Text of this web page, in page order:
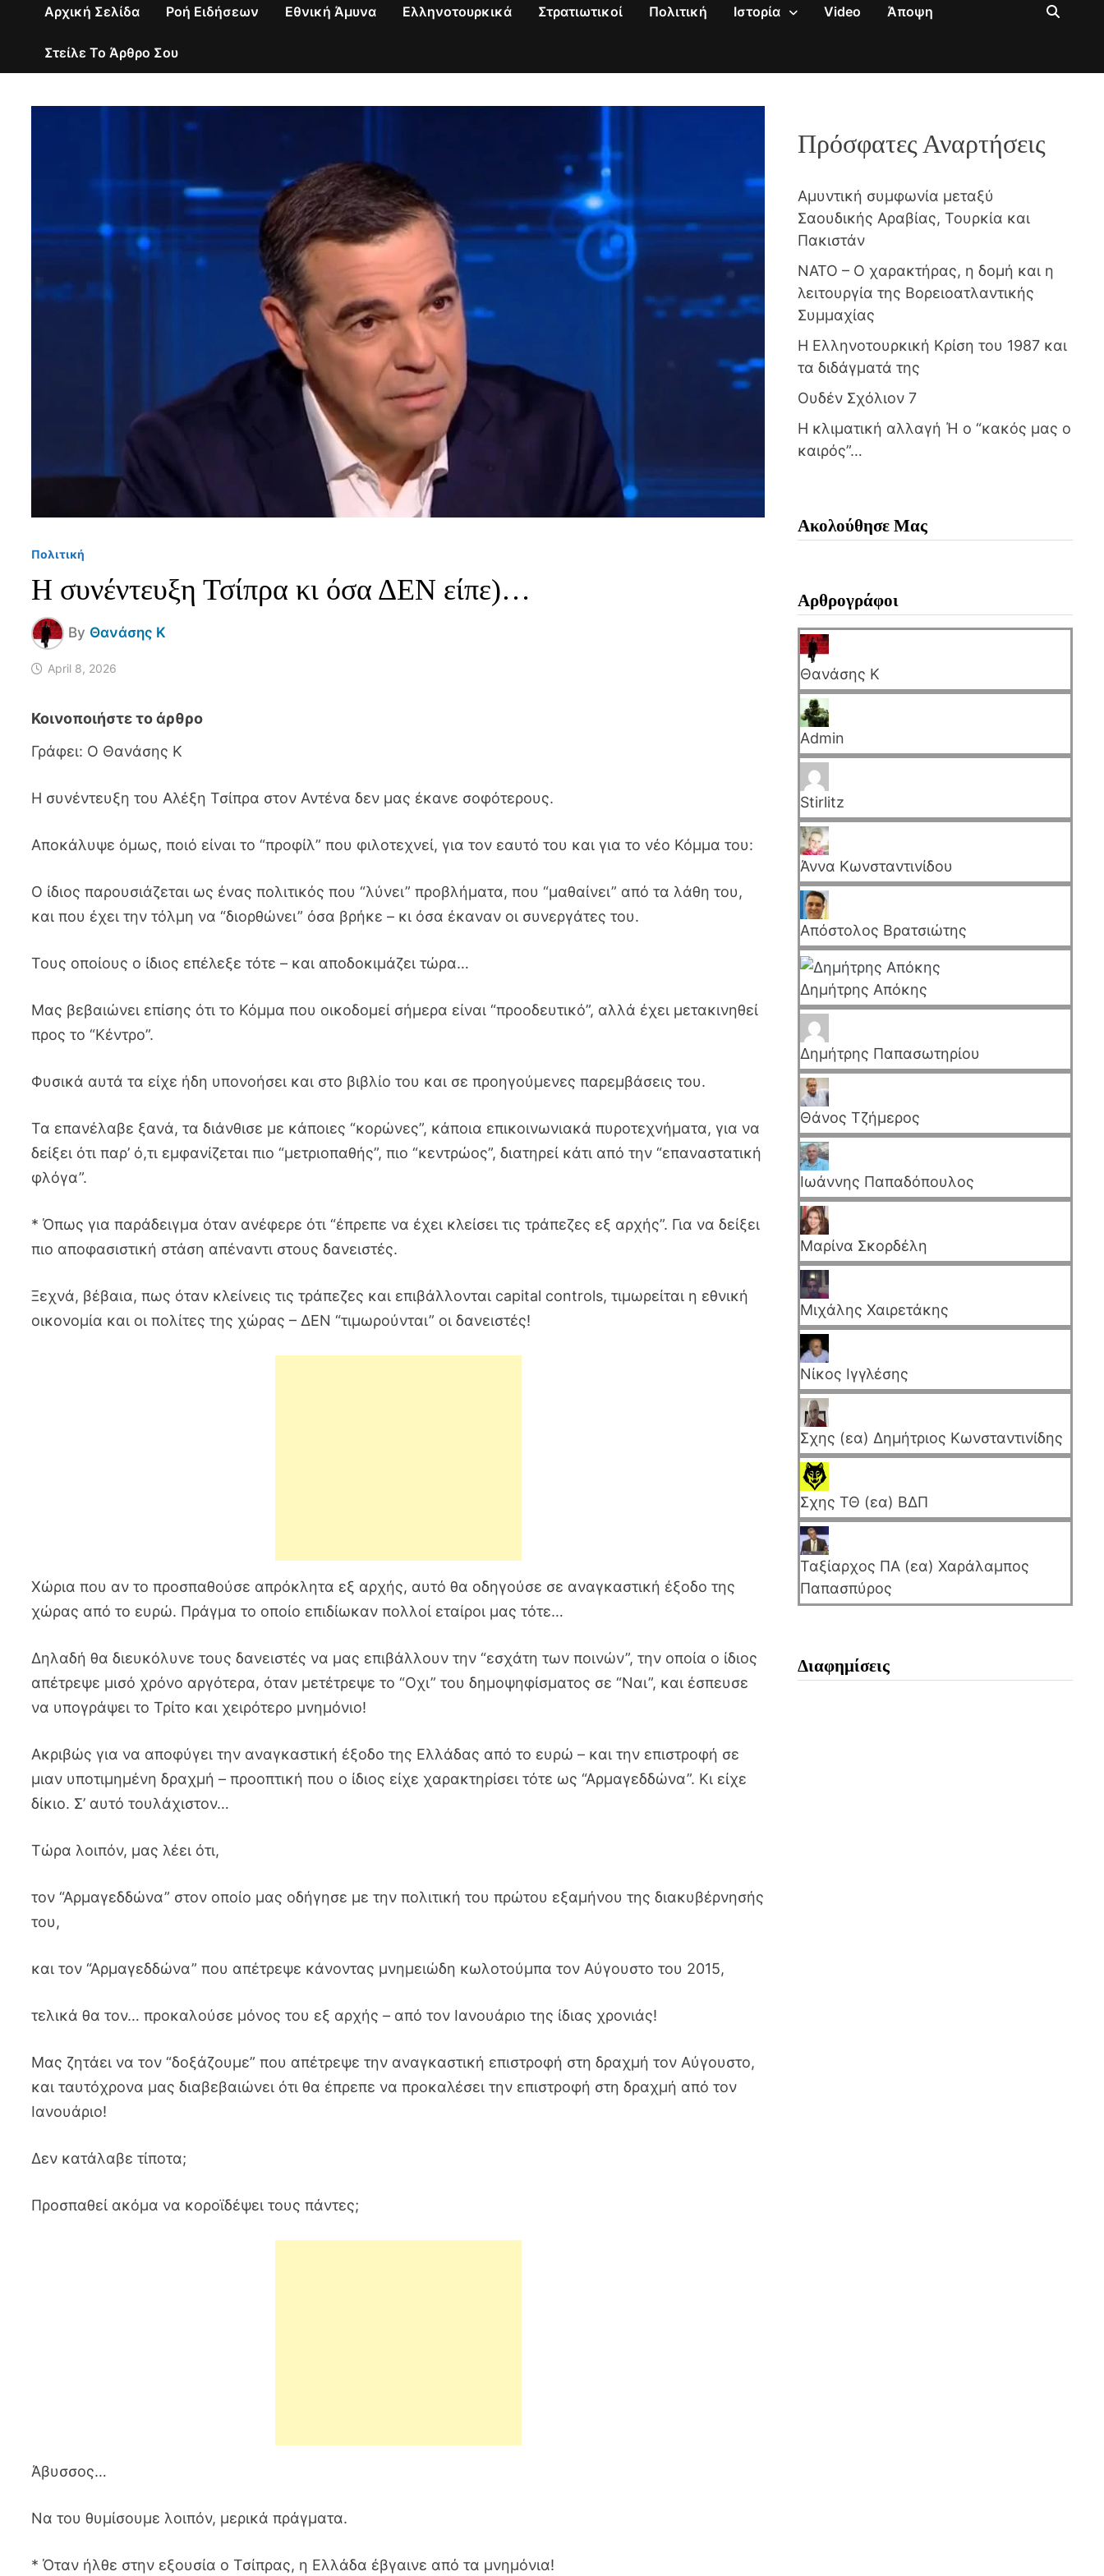
Αρχική Σελίδα Ροή Ειδήσεων Εθνική Άμυνα Ελληνοτουρκικά Στρατιωτικοί Πολιτική Ιστορία Video Άποψη
Στείλε Το Άρθρο Σου
Πολιτική
Η συνέντευξη Τσίπρα κι όσα ΔΕΝ είπε)…
By Θανάσης Κ
April 8, 2026
Γράφει: Ο Θανάσης Κ
Η συνέντευξη του Αλέξη Τσίπρα στον Αντένα δεν μας έκανε σοφότερους.
Αποκάλυψε όμως, ποιό είναι το “προφίλ” που φιλοτεχνεί, για τον εαυτό του και για το νέο Κόμμα του:
Ο ίδιος παρουσιάζεται ως ένας πολιτικός που “λύνει” προβλήματα, που “μαθαίνει” από τα λάθη του,
και που έχει την τόλμη να “διορθώνει” όσα βρήκε – κι όσα έκαναν οι συνεργάτες του.
Τους οποίους ο ίδιος επέλεξε τότε – και αποδοκιμάζει τώρα…
Μας βεβαιώνει επίσης ότι το Κόμμα που οικοδομεί σήμερα είναι “προοδευτικό”, αλλά έχει μετακινηθεί
προς το “Κέντρο”.
Φυσικά αυτά τα είχε ήδη υπονοήσει και στο βιβλίο του και σε προηγούμενες παρεμβάσεις του.
Τα επανέλαβε ξανά, τα διάνθισε με κάποιες “κορώνες”, κάποια επικοινωνιακά πυροτεχνήματα, για να
δείξει ότι παρ’ ό,τι εμφανίζεται πιο “μετριοπαθής”, πιο “κεντρώος”, διατηρεί κάτι από την “επαναστατική
φλόγα”.
* Όπως για παράδειγμα όταν ανέφερε ότι “έπρεπε να έχει κλείσει τις τράπεζες εξ αρχής”. Για να δείξει
πιο αποφασιστική στάση απέναντι στους δανειστές.
Ξεχνά, βέβαια, πως όταν κλείνεις τις τράπεζες και επιβάλλονται capital controls, τιμωρείται η εθνική
οικονομία και οι πολίτες της χώρας – ΔΕΝ “τιμωρούνται” οι δανειστές!
Χώρια που αν το προσπαθούσε απρόκλητα εξ αρχής, αυτό θα οδηγούσε σε αναγκαστική έξοδο της
χώρας από το ευρώ. Πράγμα το οποίο επιδίωκαν πολλοί εταίροι μας τότε…
Δηλαδή θα διευκόλυνε τους δανειστές να μας επιβάλλουν την “εσχάτη των ποινών”, την οποία ο ίδιος
απέτρεψε μισό χρόνο αργότερα, όταν μετέτρεψε το “Οχι” του δημοψηφίσματος σε “Ναι”, και έσπευσε
να υπογράψει το Τρίτο και χειρότερο μνημόνιο!
Ακριβώς για να αποφύγει την αναγκαστική έξοδο της Ελλάδας από το ευρώ – και την επιστροφή σε
μιαν υποτιμημένη δραχμή – προοπτική που ο ίδιος είχε χαρακτηρίσει τότε ως “Αρμαγεδδώνα”. Κι είχε
δίκιο. Σ’ αυτό τουλάχιστον…
Τώρα λοιπόν, μας λέει ότι,
τον “Αρμαγεδδώνα” στον οποίο μας οδήγησε με την πολιτική του πρώτου εξαμήνου της διακυβέρνησής
του,
και τον “Αρμαγεδδώνα” που απέτρεψε κάνοντας μνημειώδη κωλοτούμπα τον Αύγουστο του 2015,
τελικά θα τον… προκαλούσε μόνος του εξ αρχής – από τον Ιανουάριο της ίδιας χρονιάς!
Μας ζητάει να τον “δοξάζουμε” που απέτρεψε την αναγκαστική επιστροφή στη δραχμή τον Αύγουστο,
και ταυτόχρονα μας διαβεβαιώνει ότι θα έπρεπε να προκαλέσει την επιστροφή στη δραχμή από τον
Ιανουάριο!
Δεν κατάλαβε τίποτα;
Προσπαθεί ακόμα να κοροϊδέψει τους πάντες;
Άβυσσος…
Να του θυμίσουμε λοιπόν, μερικά πράγματα.
* Όταν ήλθε στην εξουσία ο Τσίπρας, η Ελλάδα έβγαινε από τα μνημόνια!
Πρόσφατες Αναρτήσεις
Αμυντική συμφωνία μεταξύ
Σαουδικής Αραβίας, Τουρκία και
Πακιστάν
NATO – Ο χαρακτήρας, η δομή και η
λειτουργία της Βορειοατλαντικής
Συμμαχίας
Η Ελληνοτουρκική Κρίση του 1987 και
τα διδάγματά της
Ουδέν Σχόλιον 7
Η κλιματική αλλαγή Ή ο “κακός μας ο
καιρός”…
Ακολούθησε Μας
Αρθρογράφοι
Θανάσης Κ
Admin
Stirlitz
Άννα Κωνσταντινίδου
Απόστολος Βρατσιώτης
Δημήτρης Απόκης
Δημήτρης Παπασωτηρίου
Θάνος Τζήμερος
Ιωάννης Παπαδόπουλος
Μαρίνα Σκορδέλη
Μιχάλης Χαιρετάκης
Νίκος Ιγγλέσης
Σχης (εα) Δημήτριος Κωνσταντινίδης
Σχης ΤΘ (εα) ΒΔΠ
Ταξίαρχος ΠΑ (εα) Χαράλαμπος
Παπασπύρος
Διαφημίσεις